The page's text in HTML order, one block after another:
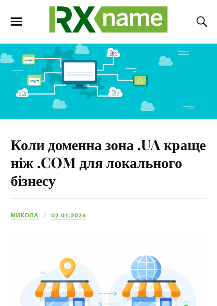
Коли доменна зона .UA краще
ніж .COM для локального
бізнесу
МИКОЛА 02.01.2026